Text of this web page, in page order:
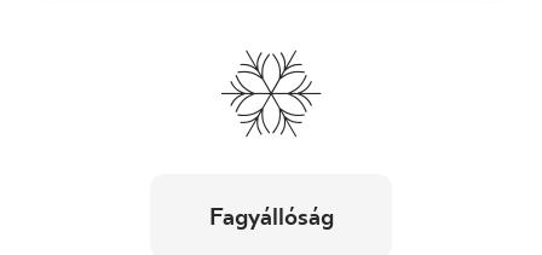
Fagyállóság